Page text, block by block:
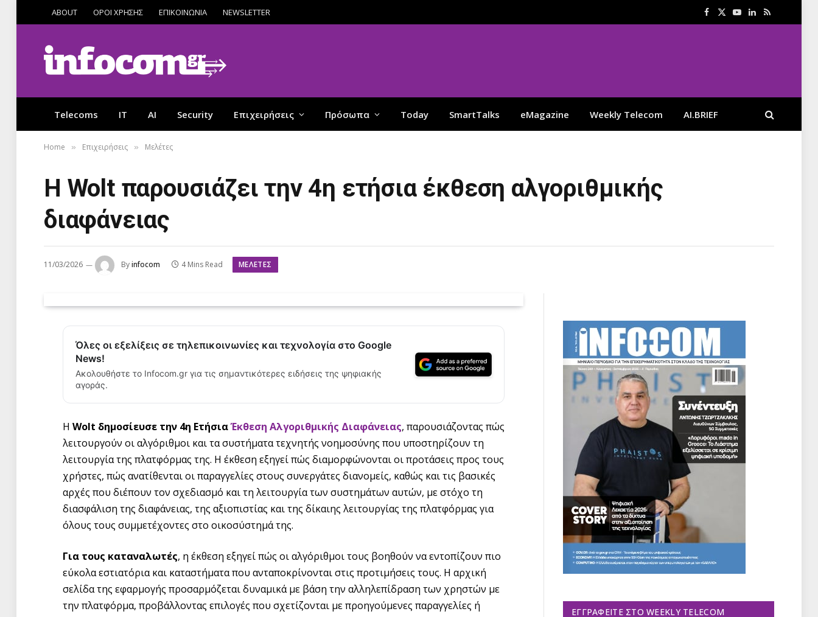
ABOUT ΟΡΟΙ ΧΡΗΣΗΣ ΕΠΙΚΟΙΝΩΝΙΑ NEWSLETTER Facebook
X
YouTube
LinkedIn
RSS
Telecoms IT AI Security Επιχειρήσεις Πρόσωπα Today SmartTalks eMagazine Weekly Telecom AI.BRIEF
Home » Επιχειρήσεις » Μελέτες
Η Wolt παρουσιάζει την 4η ετήσια έκθεση αλγοριθμικής
διαφάνειας
11/03/2026 Byinfocom 4 Mins Read ΜΕΛΈΤΕΣ
Όλες οι εξελίξεις σε τηλεπικοινωνίες και τεχνολογία στο Google
News!
Ακολουθήστε το Infocom.gr για τις σημαντικότερες ειδήσεις της ψηφιακής
αγοράς.
Η Wolt δημοσίευσε την 4η ΕτήσιαΈκθεση Αλγοριθμικής Διαφάνειας, παρουσιάζοντας πώς
λειτουργούν οι αλγόριθμοι και τα συστήματα τεχνητής νοημοσύνης που υποστηρίζουν τη
λειτουργία της πλατφόρμας της. Η έκθεση εξηγεί πώς διαμορφώνονται οι προτάσεις προς τους
χρήστες, πώς ανατίθενται οι παραγγελίες στους συνεργάτες διανομείς, καθώς και τις βασικές
αρχές που διέπουν τον σχεδιασμό και τη λειτουργία των συστημάτων αυτών, με στόχο τη
διασφάλιση της διαφάνειας, της αξιοπιστίας και της δίκαιης λειτουργίας της πλατφόρμας για
όλους τους συμμετέχοντες στο οικοσύστημά της.
Για τους καταναλωτές, η έκθεση εξηγεί πώς οι αλγόριθμοι τους βοηθούν να εντοπίζουν πιο
εύκολα εστιατόρια και καταστήματα που ανταποκρίνονται στις προτιμήσεις τους. Η αρχική
σελίδα της εφαρμογής προσαρμόζεται δυναμικά με βάση την αλληλεπίδραση των χρηστών με
την πλατφόρμα, προβάλλοντας επιλογές που σχετίζονται με προηγούμενες παραγγελίες ή
ΕΓΓΡΑΦΕΊΤΕ ΣΤΟ WEEKLY TELECOM